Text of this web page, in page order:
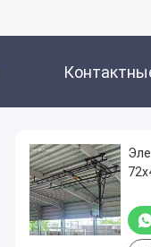
Данные